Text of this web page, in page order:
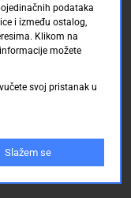
podataka
i između ostalog,
Klikom na
možete
svoj pristanak u
Slažem se